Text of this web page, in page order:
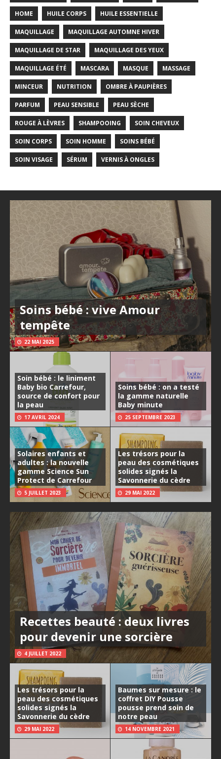
HOME HUILE CORPS HUILE ESSENTIELLE
MAQUILLAGE MAQUILLAGE AUTOMNE HIVER
MAQUILLAGE DE STAR MAQUILLAGE DES YEUX
MAQUILLAGE ÉTÉ MASCARA MASQUE MASSAGE
MINCEUR NUTRITION OMBRE À PAUPIÈRES
PARFUM PEAU SENSIBLE PEAU SÈCHE
ROUGE À LÈVRES SHAMPOOING SOIN CHEVEUX
SOIN CORPS SOIN HOMME SOINS BÉBÉ
SOIN VISAGE SÉRUM VERNIS À ONGLES
Soins bébé : vive Amour
tempête
22 MAI 2025
Soin bébé : le liniment
Baby bio Carrefour,
source de confort pour
la peau
17 AVRIL 2024
Soins bébé : on a testé
la gamme naturelle
Baby minute
25 SEPTEMBRE 2023
Solaires enfants et
adultes : la nouvelle
gamme Science Sun
Protect de Carrefour
5 JUILLET 2023
Les trésors pour la
peau des cosmétiques
solides signés la
Savonnerie du cèdre
29 MAI 2022
Recettes beauté : deux livres
pour devenir une sorcière
4 JUILLET 2022
Les trésors pour la
peau des cosmétiques
solides signés la
Savonnerie du cèdre
29 MAI 2022
Baumes sur mesure : le
coffret DIY Pousse
pousse prend soin de
notre peau
14 NOVEMBRE 2021